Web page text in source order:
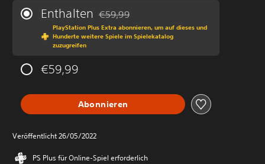
Enthalten Preisnachlass gegenüber dem
€59,99
PlayStation Plus Extra abonnieren, um auf dieses und
Hunderte weitere Spiele im Spielekatalog
zuzugreifen
€59,99
Abonnieren
Veröffentlicht 26/05/2022
PS Plus für Online-Spiel erforderlich